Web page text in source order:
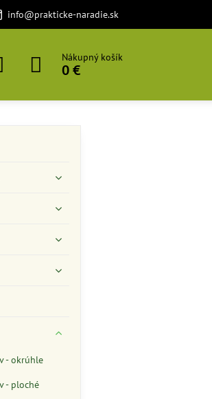
info@prakticke-naradie.sk
Nákupný košík
0 €
- okrúhle
- ploché